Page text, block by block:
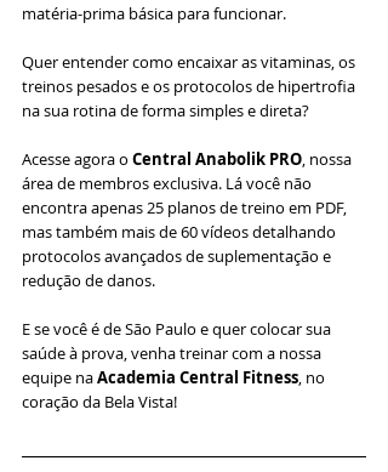
matéria-prima básica para funcionar.
Quer entender como encaixar as vitaminas, os
treinos pesados e os protocolos de hipertrofia
na sua rotina de forma simples e direta?
Acesse agora o Central Anabolik PRO, nossa
área de membros exclusiva. Lá você não
encontra apenas 25 planos de treino em PDF,
mas também mais de 60 vídeos detalhando
protocolos avançados de suplementação e
redução de danos.
E se você é de São Paulo e quer colocar sua
saúde à prova, venha treinar com a nossa
equipe na Academia Central Fitness, no
coração da Bela Vista!